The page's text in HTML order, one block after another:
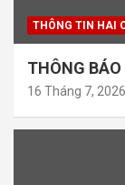
THÔNG TIN HAI
THÔNG
16 Tháng 7, 2026